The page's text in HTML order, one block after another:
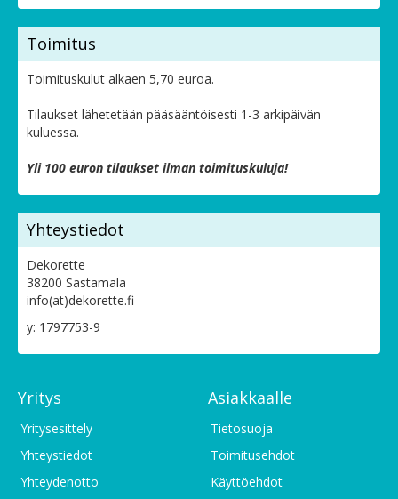
Toimitus
Toimituskulut alkaen 5,70 euroa.
Tilaukset lähetetään pääsääntöisesti 1-3 arkipäivän
kuluessa.
Yli 100 euron tilaukset ilman toimituskuluja!
Yhteystiedot
Dekorette
38200 Sastamala
info(at)dekorette.fi
y: 1797753-9
Yritys
Yritysesittely
Yhteystiedot
Yhteydenotto
Asiakkaalle
Tietosuoja
Toimitusehdot
Käyttöehdot